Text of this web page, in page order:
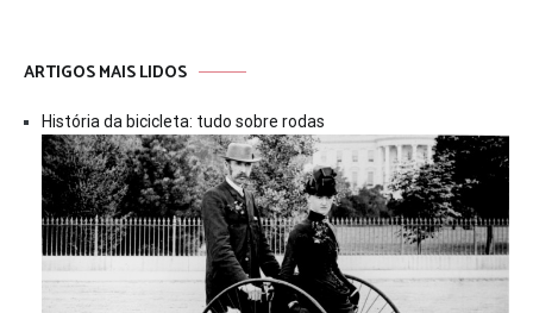
ARTIGOS MAIS LIDOS
História da bicicleta: tudo sobre rodas